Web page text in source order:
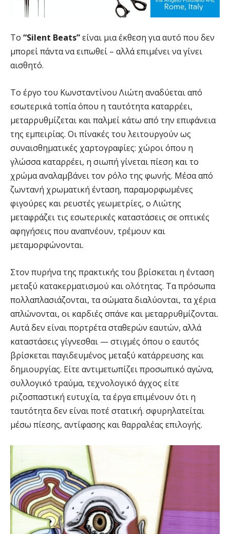
Το “Silent Beats”είναι μια έκθεση για αυτό που δεν
μπορεί πάντα να ειπωθεί – αλλά επιμένει να γίνει
αισθητό.
Το έργο του Κωνσταντίνου Λιώτη αναδύεται από
εσωτερικά τοπία όπου η ταυτότητα καταρρέει,
μεταρρυθμίζεται και παλμεί κάτω από την επιφάνεια
της εμπειρίας. Οι πίνακές του λειτουργούν ως
συναισθηματικές χαρτογραφίες: χώροι όπου η
γλώσσα καταρρέει, η σιωπή γίνεται πίεση και το
χρώμα αναλαμβάνει τον ρόλο της φωνής. Μέσα από
ζωντανή χρωματική ένταση, παραμορφωμένες
φιγούρες και ρευστές γεωμετρίες, ο Λιώτης
μεταφράζει τις εσωτερικές καταστάσεις σε οπτικές
αφηγήσεις που αναπνέουν, τρέμουν και
μεταμορφώνονται.
Στον πυρήνα της πρακτικής του βρίσκεται η ένταση
μεταξύ κατακερματισμού και ολότητας. Τα πρόσωπα
πολλαπλασιάζονται, τα σώματα διαλύονται, τα χέρια
απλώνονται, οι καρδιές σπάνε και μεταρρυθμίζονται.
Αυτά δεν είναι πορτρέτα σταθερών εαυτών, αλλά
καταστάσεις γίγνεσθαι — στιγμές όπου ο εαυτός
βρίσκεται παγιδευμένος μεταξύ κατάρρευσης και
δημιουργίας. Είτε αντιμετωπίζει προσωπικό αγώνα,
συλλογικό τραύμα, τεχνολογικό άγχος είτε
ριζοσπαστική ευτυχία, τα έργα επιμένουν ότι η
ταυτότητα δεν είναι ποτέ στατική. σφυρηλατείται
μέσω πίεσης, αντίφασης και θαρραλέας επιλογής.